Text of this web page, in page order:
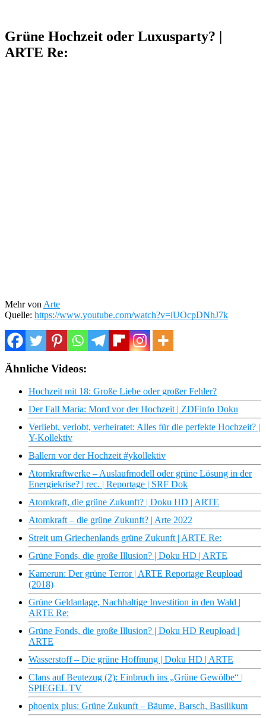
Grüne Hochzeit oder Luxusparty? |
ARTE Re:
Mehr von Arte
Quelle: https://www.youtube.com/watch?v=iUOcpDNhJ7k
Ähnliche Videos:
Hochzeit mit 18: Große Liebe oder großer Fehler?
Der Fall Maria: Mord vor der Hochzeit | ZDFinfo Doku
Verliebt, verlobt, verheiratet: Alles für die perfekte Hochzeit? |
Y-Kollektiv
Ballern vor der Hochzeit #ykollektiv
Atomkraftwerke – Auslaufmodell oder grüne Lösung in der
Energiekrise? | rec. | Reportage | SRF Dok
Atomkraft, die grüne Zukunft? | Doku HD | ARTE
Atomkraft – die grüne Zukunft? | Arte 2022
Streit um Griechenlands grüne Zukunft | ARTE Re:
Grüne Fonds, die große Illusion? | Doku HD | ARTE
Kamerun: Der grüne Terror | ARTE Reportage Reupload
(2018)
Grüne Geldanlage, Nachhaltige Investition in den Wald |
ARTE Re:
Grüne Fonds, die große Illusion? | Doku HD Reupload |
ARTE
Wasserstoff – Die grüne Hoffnung | Doku HD | ARTE
Clans auf Beutezug (2): Einbruch ins „Grüne Gewölbe“ |
SPIEGEL TV
phoenix plus: Grüne Zukunft – Bäume, Barsch, Basilikum